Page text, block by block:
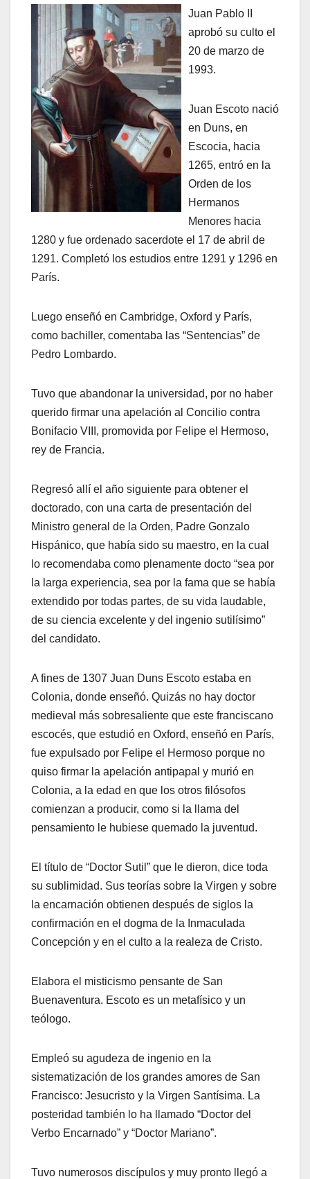
Juan Pablo II
aprobó su culto el
20 de marzo de
1993.
Juan Escoto nació
en Duns, en
Escocia, hacia
1265, entró en la
Orden de los
Hermanos
Menores hacia
1280 y fue ordenado sacerdote el 17 de abril de
1291. Completó los estudios entre 1291 y 1296 en
París.
Luego enseñó en Cambridge, Oxford y París,
como bachiller, comentaba las “Sentencias” de
Pedro Lombardo.
Tuvo que abandonar la universidad, por no haber
querido firmar una apelación al Concilio contra
Bonifacio VIII, promovida por Felipe el Hermoso,
rey de Francia.
Regresó allí el año siguiente para obtener el
doctorado, con una carta de presentación del
Ministro general de la Orden, Padre Gonzalo
Hispánico, que había sido su maestro, en la cual
lo recomendaba como plenamente docto “sea por
la larga experiencia, sea por la fama que se había
extendido por todas partes, de su vida laudable,
de su ciencia excelente y del ingenio sutilísimo”
del candidato.
A fines de 1307 Juan Duns Escoto estaba en
Colonia, donde enseñó. Quizás no hay doctor
medieval más sobresaliente que este franciscano
escocés, que estudió en Oxford, enseñó en París,
fue expulsado por Felipe el Hermoso porque no
quiso firmar la apelación antipapal y murió en
Colonia, a la edad en que los otros filósofos
comienzan a producir, como si la llama del
pensamiento le hubiese quemado la juventud.
El título de “Doctor Sutil” que le dieron, dice toda
su sublimidad. Sus teorías sobre la Virgen y sobre
la encarnación obtienen después de siglos la
confirmación en el dogma de la Inmaculada
Concepción y en el culto a la realeza de Cristo.
Elabora el misticismo pensante de San
Buenaventura. Escoto es un metafísico y un
teólogo.
Empleó su agudeza de ingenio en la
sistematización de los grandes amores de San
Francisco: Jesucristo y la Virgen Santísima. La
posteridad también lo ha llamado “Doctor del
Verbo Encarnado” y “Doctor Mariano”.
Tuvo numerosos discípulos y muy pronto llegó a